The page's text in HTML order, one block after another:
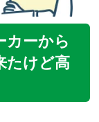
カーから
たけど高